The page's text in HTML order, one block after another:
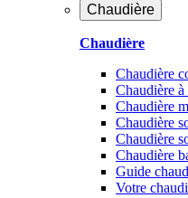
Chaudière
Chaudière
Chaudière
Chaudière à
Chaudière
Chaudière
Chaudière
Chaudière
Guide
Votre